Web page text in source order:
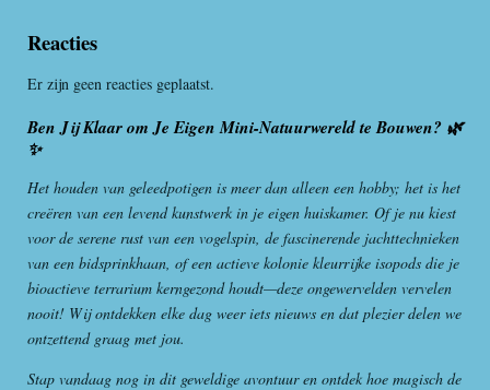
Reacties
Er zijn geen reacties geplaatst.
Ben Jij Klaar om Je Eigen Mini-Natuurwereld te Bouwen? 🌿
✨
Het houden van geleedpotigen is meer dan alleen een hobby; het is het
creëren van een levend kunstwerk in je eigen huiskamer. Of je nu kiest
voor de serene rust van een vogelspin, de fascinerende jachttechnieken
van een bidsprinkhaan, of een actieve kolonie kleurrijke isopods die je
bioactieve terrarium kerngezond houdt—deze ongewervelden vervelen
nooit! Wij ontdekken elke dag weer iets nieuws en dat plezier delen we
ontzettend graag met jou.
Stap vandaag nog in dit geweldige avontuur en ontdek hoe magisch de